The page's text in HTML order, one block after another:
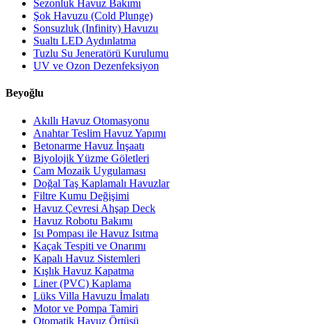
Sezonluk Havuz Bakımı
Şok Havuzu (Cold Plunge)
Sonsuzluk (Infinity) Havuzu
Sualtı LED Aydınlatma
Tuzlu Su Jeneratörü Kurulumu
UV ve Ozon Dezenfeksiyon
Beyoğlu
Akıllı Havuz Otomasyonu
Anahtar Teslim Havuz Yapımı
Betonarme Havuz İnşaatı
Biyolojik Yüzme Göletleri
Cam Mozaik Uygulaması
Doğal Taş Kaplamalı Havuzlar
Filtre Kumu Değişimi
Havuz Çevresi Ahşap Deck
Havuz Robotu Bakımı
Isı Pompası ile Havuz Isıtma
Kaçak Tespiti ve Onarımı
Kapalı Havuz Sistemleri
Kışlık Havuz Kapatma
Liner (PVC) Kaplama
Lüks Villa Havuzu İmalatı
Motor ve Pompa Tamiri
Otomatik Havuz Örtüsü